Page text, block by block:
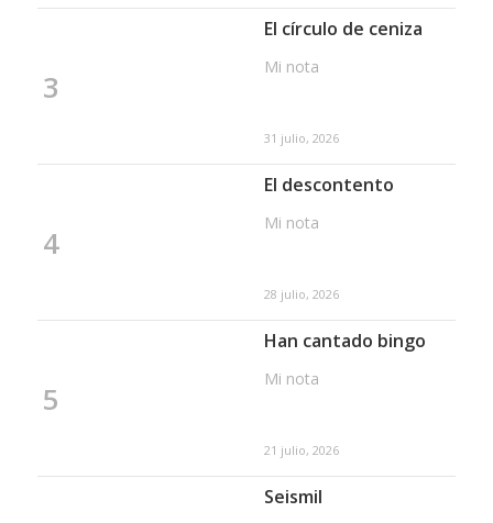
3
El círculo de ceniza
Mi nota
31 julio, 2026
4
El descontento
Mi nota
28 julio, 2026
5
Han cantado bingo
Mi nota
21 julio, 2026
Seismil